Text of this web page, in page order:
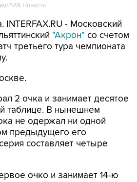
РИА Новости
INTERFAX.RU - Московский
"Акрон" со счетом
третьего тура чемпионата
2 очка и занимает десятое
таблице. В нынешнем
не одержал ни одной
предыдущего его
составляет четыре
очко и занимает 14-ю